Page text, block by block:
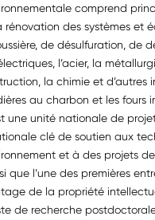
comprend
rénovation des systèmes et
de désulfuration, de
l’acier, la
la chimie et d’autres
au charbon et les fours
une unité nationale de
clé de soutien aux
et à des projets de
que l’une des premières
de la propriété
de recherche